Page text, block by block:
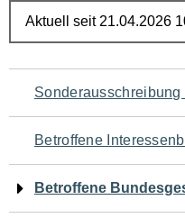
Navigation
für
den
Seiteninhalt
Betroffene
Betroffene